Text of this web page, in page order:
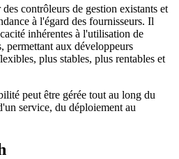
contrôleurs de gestion existants et
à l'égard des fournisseurs. Il
inhérentes à l'utilisation de
permettant aux développeurs
plus stables, plus rentables et
peut être gérée tout au long du
service, du déploiement au